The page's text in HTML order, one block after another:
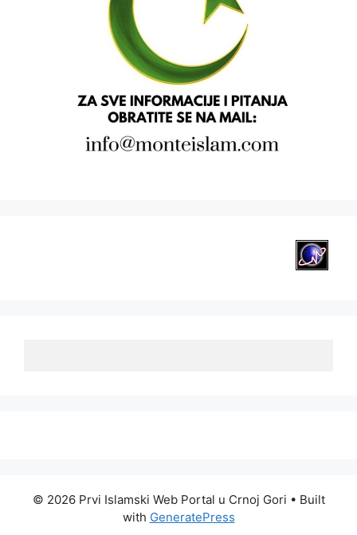
© 2026 Prvi Islamski Web Portal u Crnoj Gori • Built
with GeneratePress